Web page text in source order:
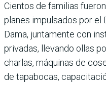
Cientos de familias
planes impulsados por el
Dama, juntamente con
privadas, llevando ollas
charlas, máquinas de
de tapabocas,